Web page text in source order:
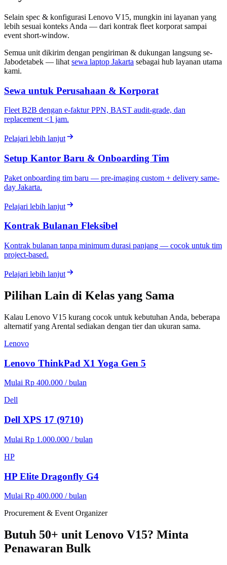
Selain spec & konfigurasi Lenovo V15, mungkin ini layanan yang
lebih sesuai konteks Anda — dari kontrak fleet korporat sampai
event short-window.
Semua unit dikirim dengan pengiriman & dukungan langsung se-
Jabodetabek — lihat sewa laptop Jakarta sebagai hub layanan utama
kami.
Sewa untuk Perusahaan & Korporat
Fleet B2B dengan e-faktur PPN, BAST audit-grade, dan
replacement <1 jam.
Pelajari lebih lanjut
Setup Kantor Baru & Onboarding Tim
Paket onboarding tim baru — pre-imaging custom + delivery same-
day Jakarta.
Pelajari lebih lanjut
Kontrak Bulanan Fleksibel
Kontrak bulanan tanpa minimum durasi panjang — cocok untuk tim
project-based.
Pelajari lebih lanjut
Pilihan Lain di Kelas yang Sama
Kalau Lenovo V15 kurang cocok untuk kebutuhan Anda, beberapa
alternatif yang Arental sediakan dengan tier dan ukuran sama.
Lenovo
Lenovo ThinkPad X1 Yoga Gen 5
Mulai Rp 400.000 / bulan
Dell
Dell XPS 17 (9710)
Mulai Rp 1.000.000 / bulan
HP
HP Elite Dragonfly G4
Mulai Rp 400.000 / bulan
Procurement & Event Organizer
Butuh 50+ unit Lenovo V15? Minta
Penawaran Bulk